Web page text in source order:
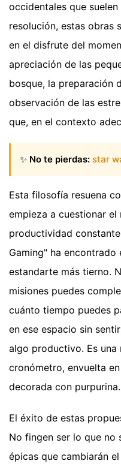
occidentales que
resolución, estas obras
en el disfrute del
apreciación de las
bosque, la preparación
observación de las
que, en el contexto
✨ No te pierdas: star
Esta filosofía resuena
empieza a cuestionar
productividad
Gaming" ha
estandarte más tierno.
misiones puedes
cuánto tiempo puedes
en ese espacio sin
algo productivo. Es una
cronómetro, envuelta
decorada con purpurina.
El éxito de estas
No fingen ser lo que no
épicas que cambiarán